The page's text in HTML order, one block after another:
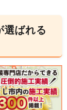
ばれる